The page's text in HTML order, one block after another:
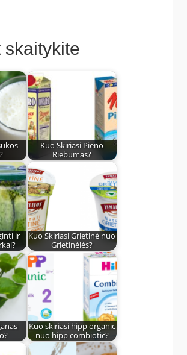
skaitykite
Kuo Skiriasi Pieno
Riebumas?
ir
Kuo Skiriasi Grietinė nuo
Grietinėlės?
Kuo skiriasi hipp organic
nuo hipp combiotic?